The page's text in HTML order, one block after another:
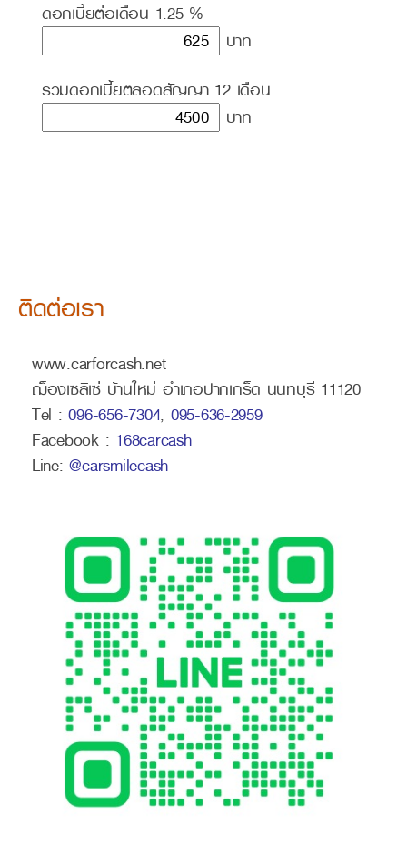
ดอกเบี้ยต่อเดือน 1.25 %
บาท
รวมดอกเบี้ยตลอดสัญญา 12 เดือน
บาท
ติดต่อเรา
www.carforcash.net
ฌ็องเซลิเซ่ บ้านใหม่ อำเภอปากเกร็ด นนทบุรี 11120
Tel :096-656-7304, 095-636-2959
Facebook : 168carcash
Line:@carsmilecash